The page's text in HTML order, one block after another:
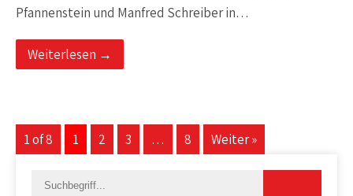
Pfannenstein und Manfred Schreiber in…
Weiterlesen →
1 of 8 1 2 3 … 8 Weiter »